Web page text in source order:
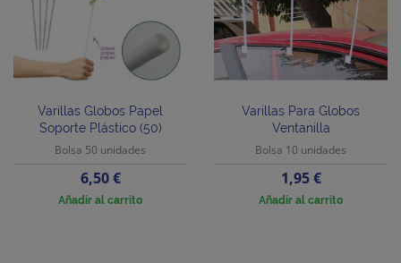
Varillas Globos Papel
Soporte Plástico (50)
Bolsa 50 unidades
Precio
6,50 €
Añadir al carrito
Varillas Para Globos
Ventanilla
Bolsa 10 unidades
Precio
1,95 €
Añadir al carrito